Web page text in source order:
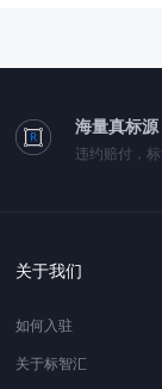
海量真标源
违约赔付，
关于我们
如何入驻
关于标智汇